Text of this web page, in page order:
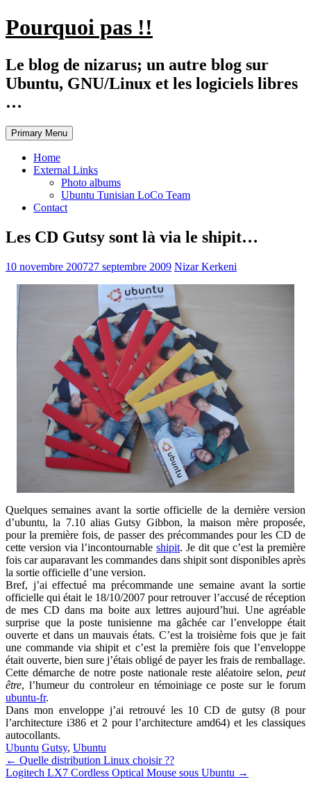
Skip
to
Pourquoi pas !!
Le blog de nizarus; un autre blog sur
Ubuntu, GNU/Linux et les logiciels libres
…
Primary Menu
Home
External Links
Photo albums
Ubuntu Tunisian LoCo Team
Contact
Les CD Gutsy sont là via le shipit…
10 novembre 200727 septembre 2009 Nizar Kerkeni
Quelques semaines avant la sortie officielle de la dernière version
d’ubuntu, la 7.10 alias Gutsy Gibbon, la maison mère proposée,
pour la première fois, de passer des précommandes pour les CD de
cette version via l’incontournable shipit. Je dit que c’est la première
fois car auparavant les commandes dans shipit sont disponibles après
la sortie officielle d’une version.
Bref, j’ai effectué ma précommande une semaine avant la sortie
officielle qui était le 18/10/2007 pour retrouver l’accusé de réception
de mes CD dans ma boite aux lettres aujourd’hui. Une agréable
surprise que la poste tunisienne ma gâchée car l’enveloppe était
ouverte et dans un mauvais états. C’est la troisième fois que je fait
une commande via shipit et c’est la première fois que l’enveloppe
était ouverte, bien sure j’étais obligé de payer les frais de remballage.
Cette démarche de notre poste nationale reste aléatoire selon, peut
être, l’humeur du controleur en témoiniage ce poste sur le forum
ubuntu-fr.
Dans mon enveloppe j’ai retrouvé les 10 CD de gutsy (8 pour
l’architecture i386 et 2 pour l’architecture amd64) et les classiques
autocollants.
Ubuntu Gutsy, Ubuntu
Post
navigation
← Quelle distribution Linux choisir ??
Logitech LX7 Cordless Optical Mouse sous Ubuntu →